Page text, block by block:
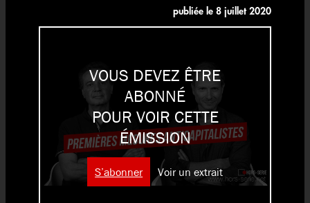
publiée le 8 juillet 2020
VOUS DEVEZ ÊTRE
ABONNÉ
POUR VOIR CETTE
ÉMISSION
S’abonner Voir un extrait